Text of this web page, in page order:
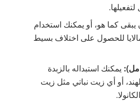
كما هو، أو يمكنك استخدام
للحصول على اختلاف بسيط
: يمكنك استبداله بالزبدة
أو أي زيت نباتي مثل زيت